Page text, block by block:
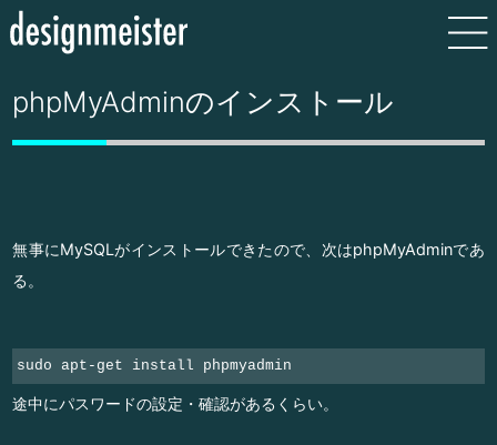
phpMyAdminのインストール
無事にMySQLがインストールできたので、次はphpMyAdminであ
る。
sudo apt-get install phpmyadmin
途中にパスワードの設定・確認があるくらい。